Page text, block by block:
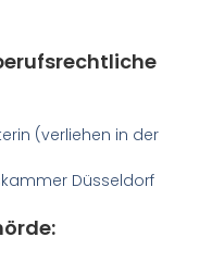
(verliehen in der
Düsseldorf